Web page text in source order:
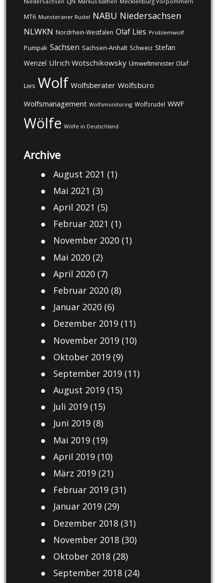
MT6 Munsteraner Rudel NABU Niedersachsen
NLWKN Nordrhein-Westfalen Olaf Lies Problemwolf
Pumpak Sachsen Sachsen-Anhalt Schweiz Stefan
Wenzel Ulrich Wotschikowsky Umweltminister Olaf
Lies Wolf Wolfsberater Wolfsbüro
Wolfsmanagement Wolfsmonitoring Wolfsrudel WWF
Wölfe Wölfe in Deutschland
Archive
August 2021 (1)
Mai 2021 (3)
April 2021 (5)
Februar 2021 (1)
November 2020(1)
Mai 2020(2)
April 2020(7)
Februar 2020(8)
Januar 2020(6)
Dezember 2019(11)
November 2019(10)
Oktober 2019(9)
September 2019(11)
August 2019(15)
Juli 2019(15)
Juni 2019(8)
Mai 2019(19)
April 2019(10)
März 2019(21)
Februar 2019(31)
Januar 2019(29)
Dezember 2018(31)
November 2018(30)
Oktober 2018(28)
September 2018(24)